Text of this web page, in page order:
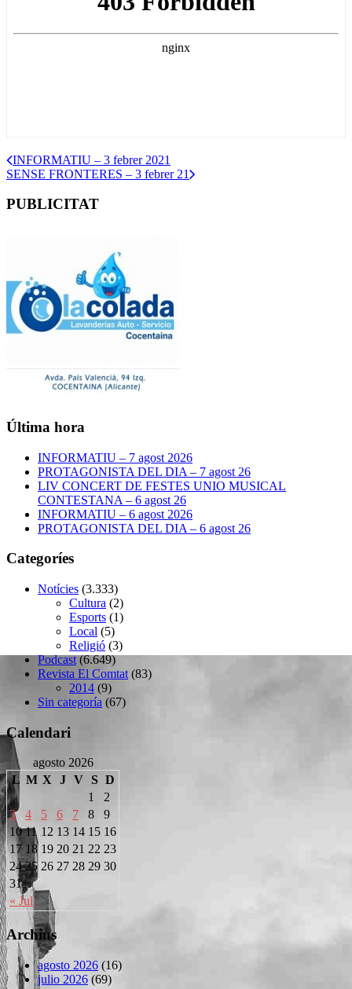
INFORMATIU – 3 febrer 2021
SENSE FRONTERES – 3 febrer 21
PUBLICITAT
Última hora
INFORMATIU – 7 agost 2026
PROTAGONISTA DEL DIA – 7 agost 26
LIV CONCERT DE FESTES UNIO MUSICAL
CONTESTANA – 6 agost 26
INFORMATIU – 6 agost 2026
PROTAGONISTA DEL DIA – 6 agost 26
Categoríes
Notícies (3.333)
Cultura (2)
Esports (1)
Local (5)
Religió (3)
Podcast(6.649)
Revista El Comtat (83)
2014 (9)
Sin categoría (67)
Calendari
agosto 2026
L M X J V S D
« Jul
1
2
3
4 5 6 7 8
9
10 11 12 13 14 15 16
17 18 19 20 21 22 23
24 25 26 27 28 29 30
31
Archius
agosto 2026 (16)
julio 2026 (69)